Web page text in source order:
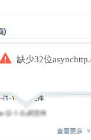
缺少32位